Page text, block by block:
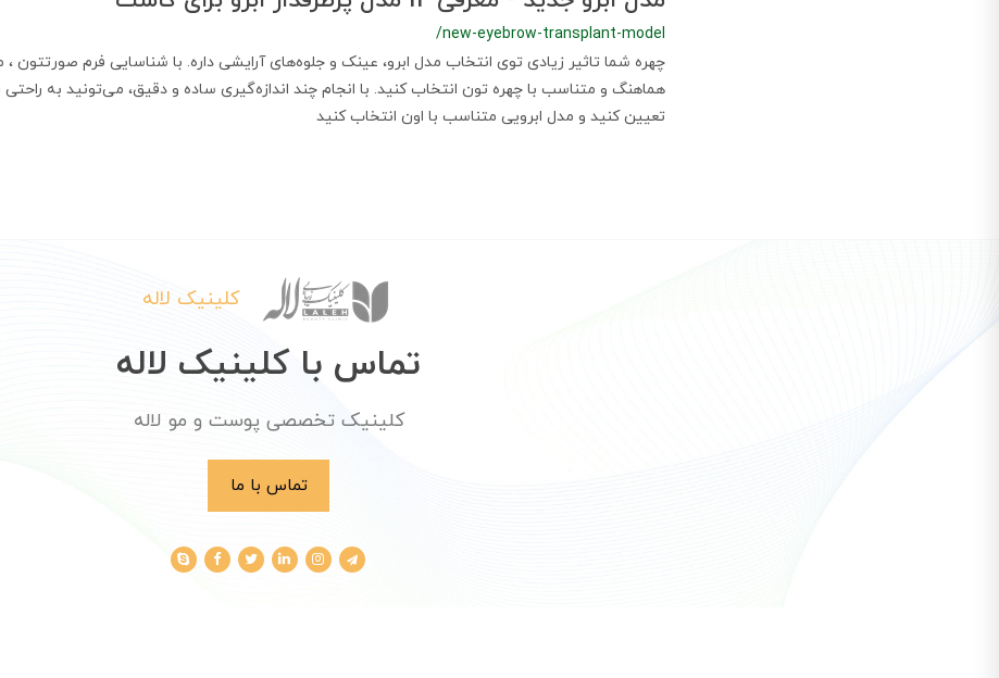
/new-eyebrow-transplant-model
چهره شما تاثیر زیادی توی انتخاب مدل ابرو، عینک و جلوه‌های آرایشی داره. با شناسایی فرم صورتتون ،
هماهنگ و متناسب با چهره تون انتخاب کنید. با انجام چند اندازه‌گیری ساده و دقیق، می‌تونید به
تعیین کنید و مدل ابرویی متناسب با اون انتخاب کنید
کلینیک لاله
تماس با کلینیک لاله
کلینیک تخصصی پوست و مو لاله
تماس با ما